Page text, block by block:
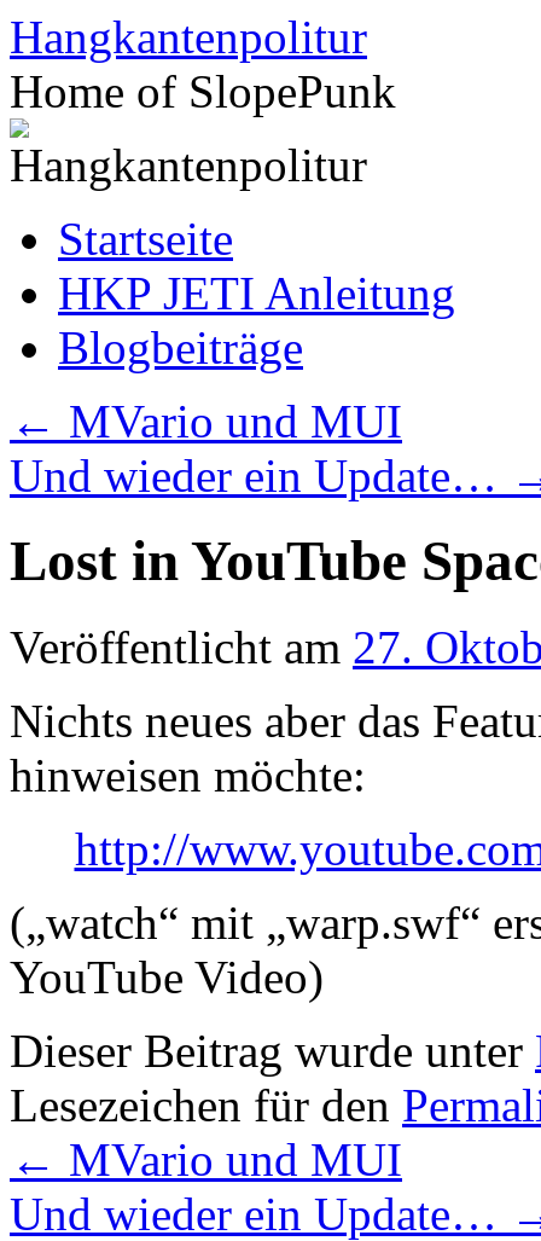
Zum
Inhalt
springen
Hangkantenpolitur
Home of SlopePunk
Startseite
HKP JETI Anleitung
Blogbeiträge
← MVario und MUI
Und wieder ein Update…
Lost in YouTube
Veröffentlicht am 27.
Nichts neues aber das
hinweisen möchte:
http://
(„watch“ mit „warp.swf“
YouTube Video)
Dieser Beitrag wurde unter
Lesezeichen für den
← MVario und MUI
Und wieder ein Update…